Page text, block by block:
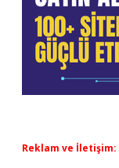
Reklam ve İletişim: